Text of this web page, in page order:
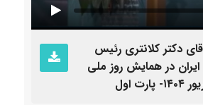
دکتر کلانتری رئیس
ایران در همایش روز ملی